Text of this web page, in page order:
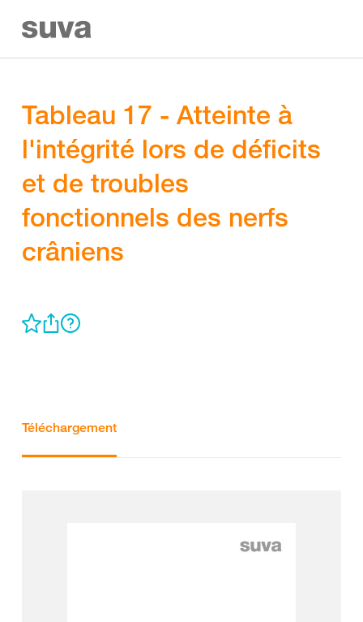
Tableau 17 - Atteinte à
l'intégrité lors de déficits
et de troubles
fonctionnels des nerfs
crâniens
Téléchargement